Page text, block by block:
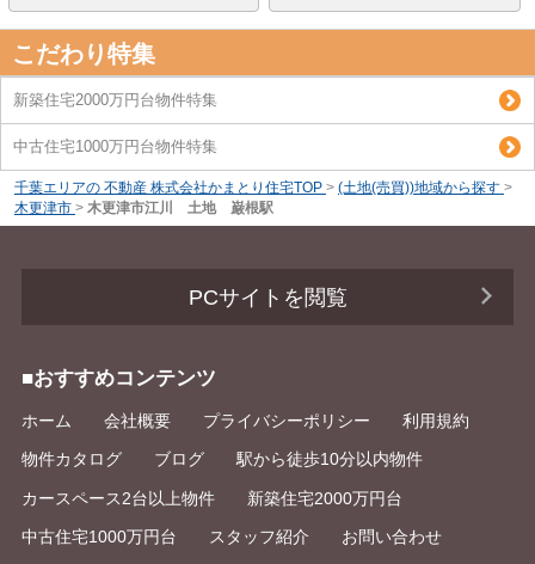
こだわり特集
新築住宅2000万円台物件特集
中古住宅1000万円台物件特集
千葉エリアの 不動産 株式会社かまとり住宅TOP > (土地(売買))地域から探す >
木更津市 > 木更津市江川 土地 巌根駅
PCサイトを閲覧
■おすすめコンテンツ
ホーム 会社概要 プライバシーポリシー 利用規約
物件カタログ ブログ 駅から徒歩10分以内物件
カースペース2台以上物件 新築住宅2000万円台
中古住宅1000万円台 スタッフ紹介 お問い合わせ